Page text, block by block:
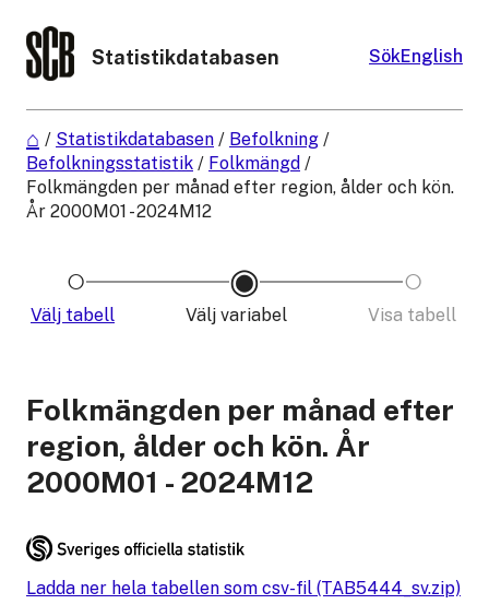
Statistikdatabasen SökEnglish
/ Statistikdatabasen / Befolkning /
Befolkningsstatistik / Folkmängd /
Folkmängden per månad efter region, ålder och kön.
År 2000M01 - 2024M12
Välj tabell Välj variabel Visa tabell
Folkmängden per månad efter
region, ålder och kön. År
2000M01 - 2024M12
Ladda ner hela tabellen som csv-fil (TAB5444_sv.zip)